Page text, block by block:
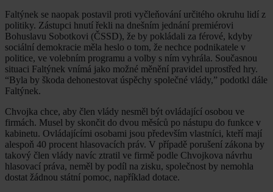
Faltýnek se naopak postavil proti vyčleňování určitého okruhu lidí z
politiky. Zástupci hnutí řekli na dnešním jednání premiérovi
Bohuslavu Sobotkovi (ČSSD), že by pokládali za férové, kdyby
sociální demokracie měla heslo o tom, že nechce podnikatele v
politice, ve volebním programu a volby s ním vyhrála. Současnou
situaci Faltýnek vnímá jako možné měnění pravidel uprostřed hry.
“Byla by škoda dehonestovat úspěchy společné vlády,” podotkl dále
Faltýnek.
Chvojka chce, aby člen vlády nesměl být ovládající osobou ve
firmách. Musel by skončit do dvou měsíců po nástupu do funkce v
kabinetu. Ovládajícími osobami jsou především vlastníci, kteří mají
alespoň 40 procent hlasovacích práv. V případě porušení zákona by
takový člen vlády navíc ztratil ve firmě podle Chvojkova návrhu
hlasovací práva, neměl by podíl na zisku, společnost by nemohla
dostat žádnou státní pomoc, například dotace.